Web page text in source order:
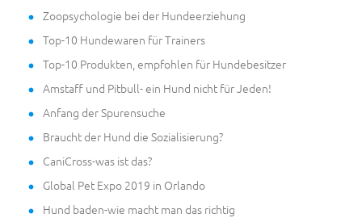
Zoopsychologie bei der Hundeerziehung
Top-10 Hundewaren für Trainers
Top-10 Produkten, empfohlen für Hundebesitzer
Amstaff und Pitbull- ein Hund nicht für Jeden!
Anfang der Spurensuche
Braucht der Hund die Sozialisierung?
CaniCross-was ist das?
Global Pet Expo 2019 in Orlando
Hund baden-wie macht man das richtig